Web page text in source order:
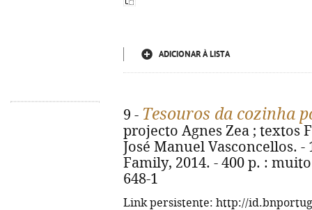
ADICIONAR À LISTA
9 - Tesouros da cozinha
projecto Agnes Zea ; textos
José Manuel Vasconcellos. -
Family, 2014. - 400 p. :
648-1
Link persistente: http://